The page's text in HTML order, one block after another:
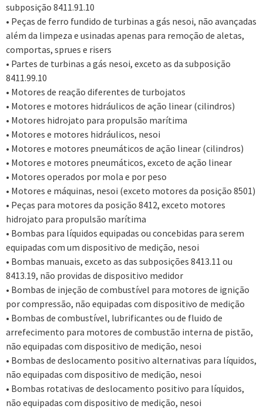
subposição 8411.91.10
• Peças de ferro fundido de turbinas a gás nesoi, não avançadas
além da limpeza e usinadas apenas para remoção de aletas,
comportas, sprues e risers
• Partes de turbinas a gás nesoi, exceto as da subposição
8411.99.10
• Motores de reação diferentes de turbojatos
• Motores e motores hidráulicos de ação linear (cilindros)
• Motores hidrojato para propulsão marítima
• Motores e motores hidráulicos, nesoi
• Motores e motores pneumáticos de ação linear (cilindros)
• Motores e motores pneumáticos, exceto de ação linear
• Motores operados por mola e por peso
• Motores e máquinas, nesoi (exceto motores da posição 8501)
• Peças para motores da posição 8412, exceto motores
hidrojato para propulsão marítima
• Bombas para líquidos equipadas ou concebidas para serem
equipadas com um dispositivo de medição, nesoi
• Bombas manuais, exceto as das subposições 8413.11 ou
8413.19, não providas de dispositivo medidor
• Bombas de injeção de combustível para motores de ignição
por compressão, não equipadas com dispositivo de medição
• Bombas de combustível, lubrificantes ou de fluido de
arrefecimento para motores de combustão interna de pistão,
não equipadas com dispositivo de medição, nesoi
• Bombas de deslocamento positivo alternativas para líquidos,
não equipadas com dispositivo de medição, nesoi
• Bombas rotativas de deslocamento positivo para líquidos,
não equipadas com dispositivo de medição, nesoi